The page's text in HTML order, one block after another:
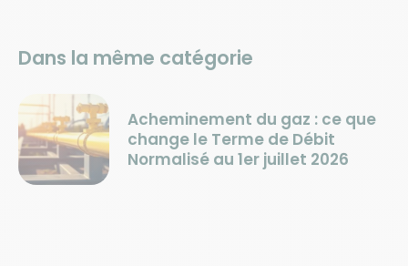
Dans la même catégorie
Acheminement du gaz : ce que
change le Terme de Débit
Normalisé au 1er juillet 2026